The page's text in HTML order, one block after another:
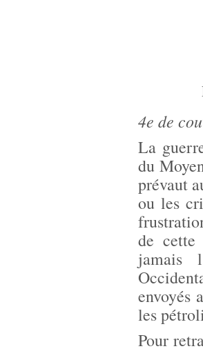
4e de
La
du
prévaut
ou les
de
jamais
envoyés
les
Pour